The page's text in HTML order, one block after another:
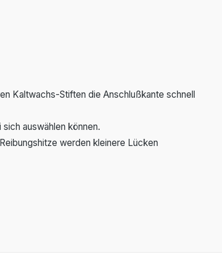
Kaltwachs-Stiften die Anschlußkante schnell
auswählen können.
werden kleinere Lücken